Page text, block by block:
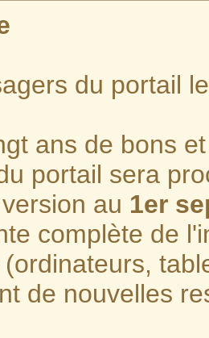
du portail
ans de bons
portail sera
au 1er
complète de
de nouvelles